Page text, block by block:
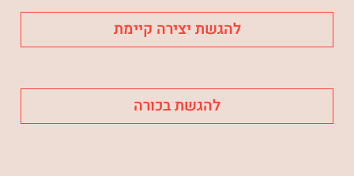
להגשת יצירה קיימת
להגשת בכורה